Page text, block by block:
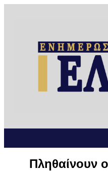
Πληθαίνουν